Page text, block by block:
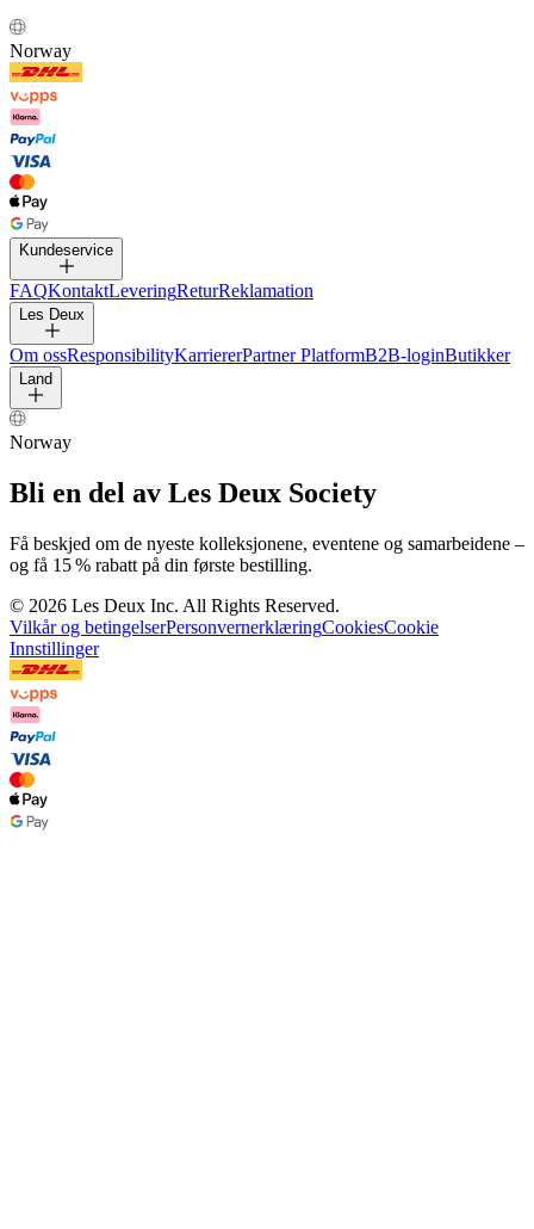
Norway
Kundeservice
FAQKontaktLeveringReturReklamation
Les Deux
Om ossResponsibilityKarriererPartner PlatformB2B-loginButikker
Land
Norway
Bli en del av Les Deux Society
Få beskjed om de nyeste kolleksjonene, eventene og samarbeidene –
og få 15 % rabatt på din første bestilling.
© 2026 Les Deux Inc. All Rights Reserved.
Vilkår og betingelserPersonvernerklæringCookiesCookie
Innstillinger